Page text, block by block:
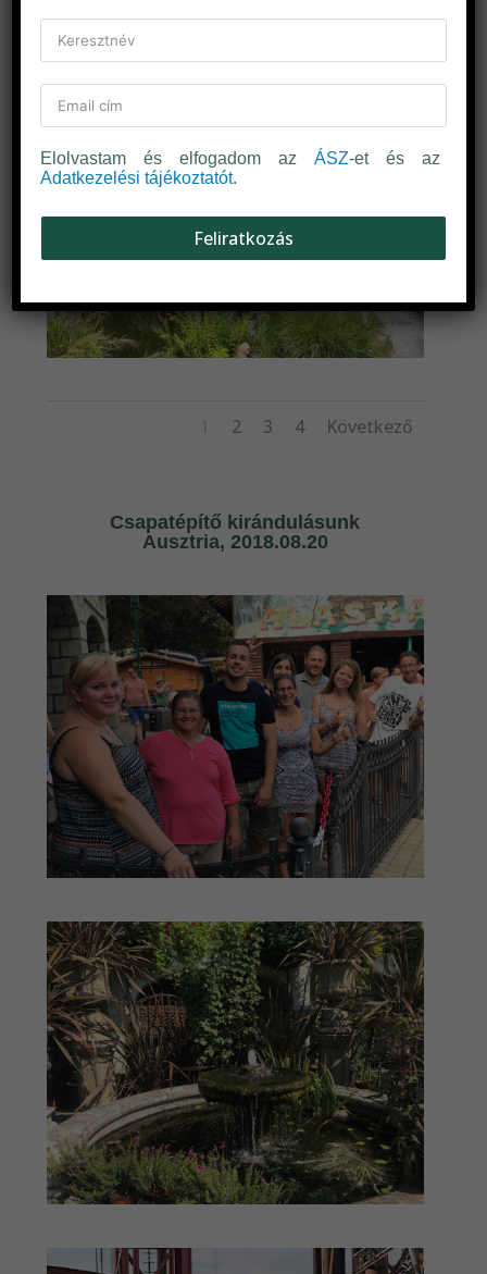
1 2 3 4 Következő
Csapatépítő kirándulásunk
Ausztria, 2018.08.20
Elolvastam és elfogadom azÁSZ-et és az
Adatkezelési tájékoztatót.
Feliratkozás